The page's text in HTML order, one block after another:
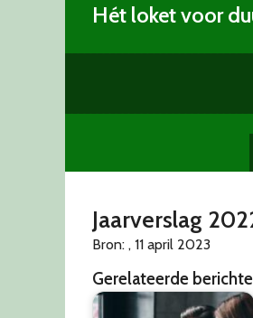
Hét loket voor
Jaarverslag
Bron: , 11 april 2023
Gerelateerde